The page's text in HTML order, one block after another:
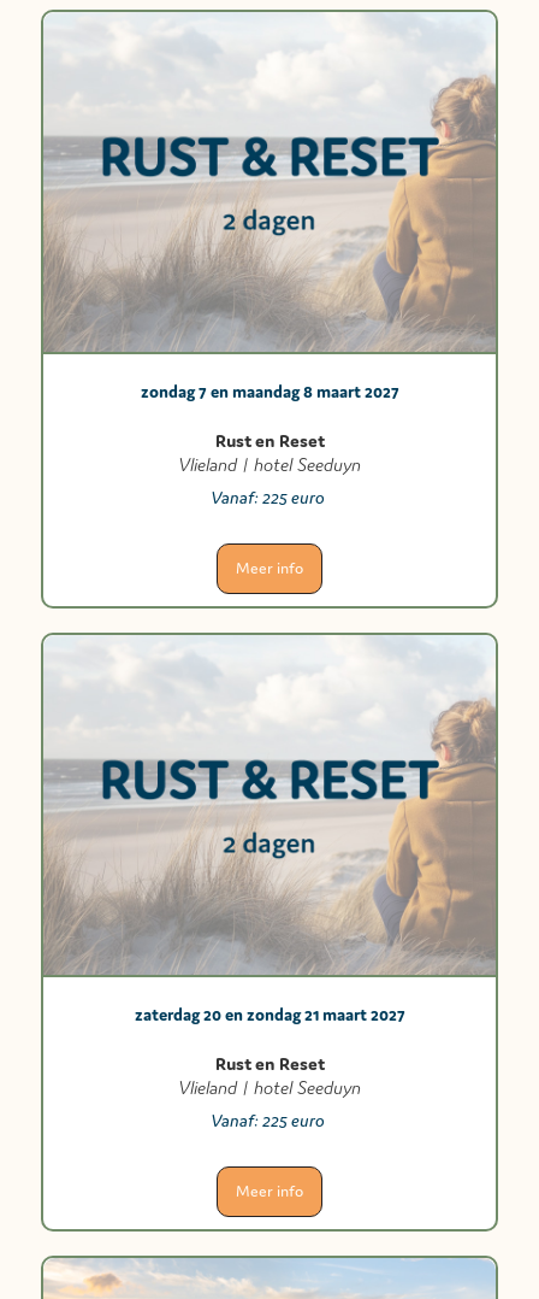
zondag 7 en maandag 8 maart 2027
Rust en Reset
Vlieland | hotel Seeduyn
Vanaf:225 euro
Meer info
zaterdag 20 en zondag 21 maart 2027
Rust en Reset
Vlieland | hotel Seeduyn
Vanaf:225 euro
Meer info